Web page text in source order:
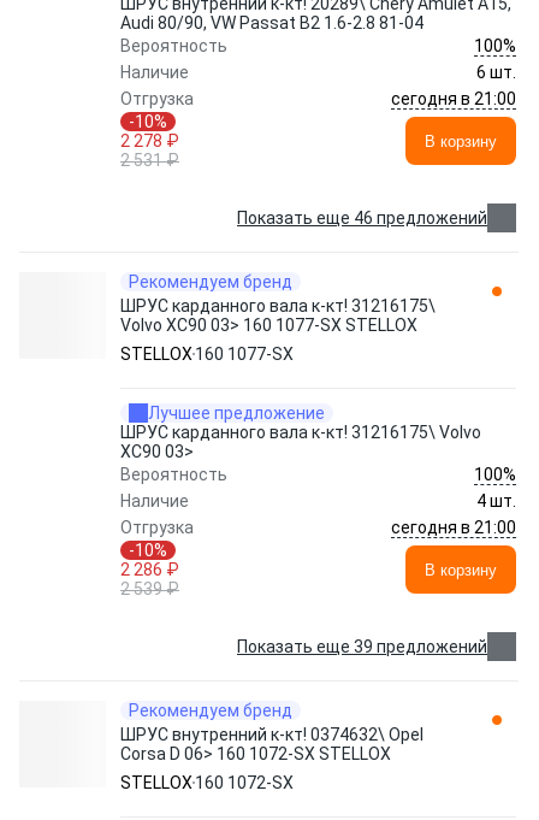
Audi 80/90, VW Passat B2 1.6-2.8 81-04
Вероятность
100%
Наличие
6 шт.
Отгрузка
сегодня в 21:00
-10%
2 278 ₽
2 531 ₽
В корзину
Показать еще 46 предложений
Рекомендуем бренд
ШРУС карданного вала к-кт! 31216175\
Volvo XC90 03> 160 1077-SX STELLOX
STELLOX 160 1077-SX
Лучшее предложение
ШРУС карданного вала к-кт! 31216175\ Volvo
XC90 03>
Вероятность
100%
Наличие
4 шт.
Отгрузка
сегодня в 21:00
-10%
2 286 ₽
2 539 ₽
В корзину
Показать еще 39 предложений
Рекомендуем бренд
ШРУС внутренний к-кт! 0374632\ Opel
Corsa D 06> 160 1072-SX STELLOX
STELLOX 160 1072-SX